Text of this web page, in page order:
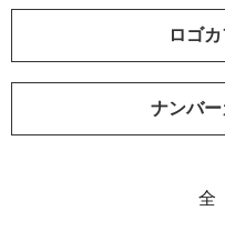
ロゴ
ナンバ
全